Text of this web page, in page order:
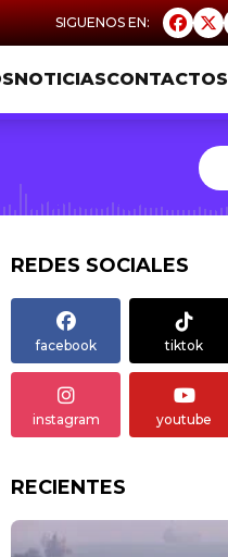
NOTICIASCONTACTOS
REDES SOCIALES
facebook tiktok
instagram youtube
RECIENTES